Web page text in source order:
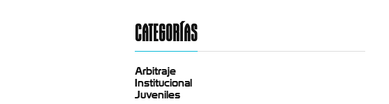
CATEGORÍAS
Arbitraje
Institucional
Juveniles